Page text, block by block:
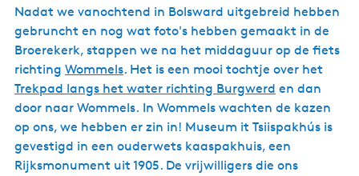
Nadat we vanochtend in Bolsward uitgebreid hebben
gebruncht en nog wat foto's hebben gemaakt in de
Broerekerk, stappen we na het middaguur op de fiets
richting Wommels. Het is een mooi tochtje over het
Trekpad langs het water richting Burgwerd en dan
door naar Wommels. In Wommels wachten de kazen
op ons, we hebben er zin in! Museum it Tsiispakhús is
gevestigd in een ouderwets kaaspakhuis, een
Rijksmonument uit 1905. De vrijwilligers die ons